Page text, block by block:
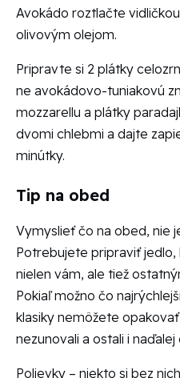
Avokádo roztlačte
olivovým olejom.
Pripravte si 2 plátky
ne avokádovo-tuniakovú
mozzarellu a plátky
dvomi chlebmi a dajte
minútky.
Tip na obed
Vymyslieť čo na obed, nie
Potrebujete pripraviť
nielen vám, ale tiež
Pokiaľ možno čo
klasiky nemôžete
nezunovali a ostali i
Polievky – niekto si bez